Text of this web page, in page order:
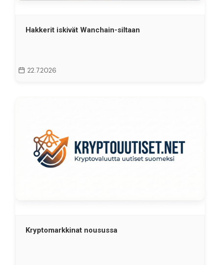
Hakkerit iskivät Wanchain-siltaan
22.7.2026
Kryptomarkkinat nousussa